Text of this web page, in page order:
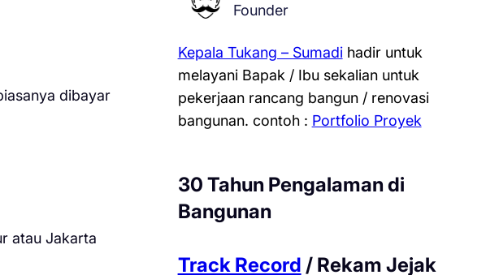
dibayar
atau Jakarta
Founder
Kepala Tukang – Sumadihadir untuk
melayani Bapak / Ibu sekalian untuk
pekerjaan rancang bangun / renovasi
bangunan. contoh : Portfolio Proyek
30 Tahun Pengalaman di
Bangunan
Track Record / Rekam Jejak